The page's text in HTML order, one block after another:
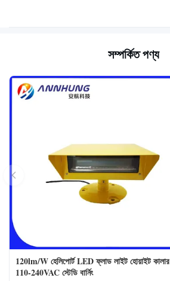
সম্পর্কিত পণ্য
120lm/W হেলিপোর্ট LED ফ্লাড লাইট হোয়াইট কালার
110-240VAC স্টেডি বার্নিং